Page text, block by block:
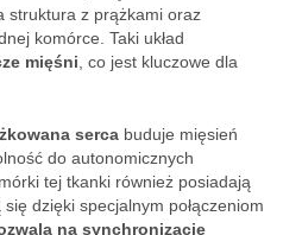
struktura z prążkami oraz
komórce. Taki układ
mięśni , co jest kluczowe dla
serca buduje mięsień
do autonomicznych
tej tkanki również posiadają
dzięki specjalnym połączeniom
na synchronizację